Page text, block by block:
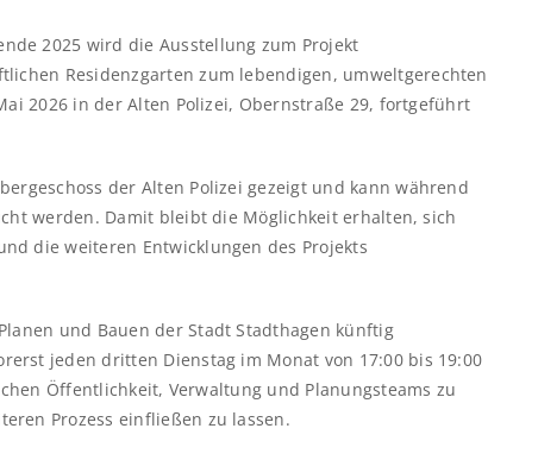
2025 wird die Ausstellung zum Projekt
Residenzgarten zum lebendigen, umweltgerechten
2026 in der Alten Polizei, Obernstraße 29, fortgeführt
der Alten Polizei gezeigt und kann während
werden. Damit bleibt die Möglichkeit erhalten, sich
die weiteren Entwicklungen des Projekts
und Bauen der Stadt Stadthagen künftig
jeden dritten Dienstag im Monat von 17:00 bis 19:00
Öffentlichkeit, Verwaltung und Planungsteams zu
Prozess einfließen zu lassen.